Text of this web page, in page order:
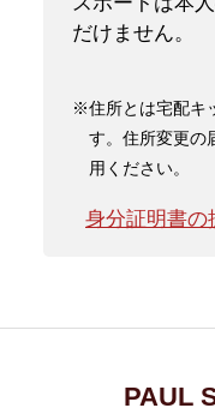
だけません。
※住所とは宅配キ
す。住所変更の
用ください。
身分証明書の
PAUL